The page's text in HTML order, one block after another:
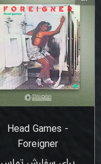
Head Games -
Foreigner